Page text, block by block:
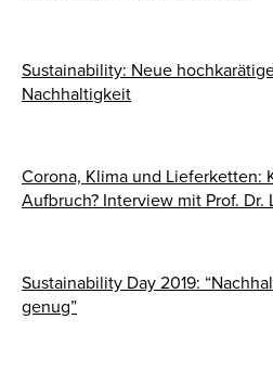
Sustainability: Neue
Nachhaltigkeit
Corona, Klima und Lieferketten:
Aufbruch? Interview mit Prof. Dr.
Sustainability Day 2019:
genug”